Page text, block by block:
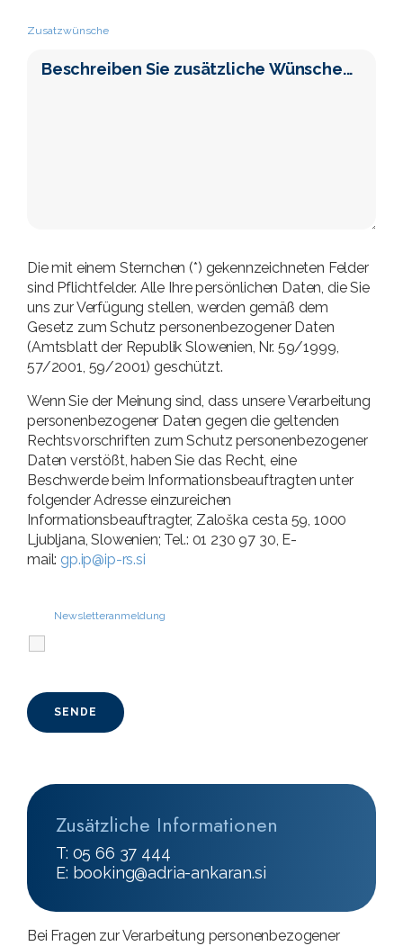
Zusatzwünsche
Die mit einem Sternchen (*) gekennzeichneten Felder
sind Pflichtfelder. Alle Ihre persönlichen Daten, die Sie
uns zur Verfügung stellen, werden gemäß dem
Gesetz zum Schutz personenbezogener Daten
(Amtsblatt der Republik Slowenien, Nr. 59/1999,
57/2001, 59/2001) geschützt.
Wenn Sie der Meinung sind, dass unsere Verarbeitung
personenbezogener Daten gegen die geltenden
Rechtsvorschriften zum Schutz personenbezogener
Daten verstößt, haben Sie das Recht, eine
Beschwerde beim Informationsbeauftragten unter
folgender Adresse einzureichen
Informationsbeauftragter, Zaloška cesta 59, 1000
Ljubljana, Slowenien; Tel.: 01 230 97 30, E-
mail: gp.ip@ip-rs.si
Newsletteranmeldung
Zusätzliche Informationen
T: 05 66 37 444
E: booking@adria-ankaran.si
Bei Fragen zur Verarbeitung personenbezogener